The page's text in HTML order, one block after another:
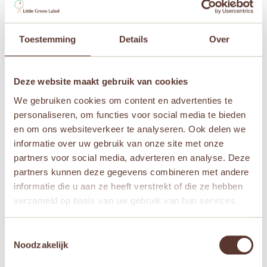
Toestemming Details Over
Deze website maakt gebruik van cookies
We gebruiken cookies om content en advertenties te
personaliseren, om functies voor social media te bieden
en om ons websiteverkeer te analyseren. Ook delen we
informatie over uw gebruik van onze site met onze
partners voor social media, adverteren en analyse. Deze
partners kunnen deze gegevens combineren met andere
informatie die u aan ze heeft verstrekt of die ze hebben
verzameld op basis van uw gebruik van hun services.
Noodzakelijk
Sporten” te beoordelen
Je e-mailadres wordt niet gepubliceerd.
Vereiste
Je beoordeling*
Naam *
E-mail*
Mijn naam, e-mail en site opslaan in deze
browser voor de volgende keer wanneer ik een